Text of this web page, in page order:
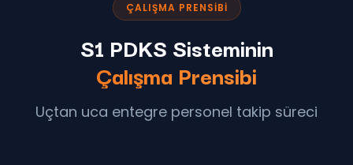
ÇALIŞMA PRENSIBI
S1 PDKS Sisteminin
Çalışma Prensibi
Uçtan uca entegre personel takip süreci